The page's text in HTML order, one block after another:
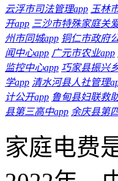
云浮市司法管理app 玉林
开app 三沙市特殊家庭关
州市同城app 铜仁市政府
闻中心app 广元市农业app
监控中心app 巧家县振兴
学app 清水河县人社管理
计公开app 鲁甸县妇联救
县第三高中app 余庆县第
家庭电费